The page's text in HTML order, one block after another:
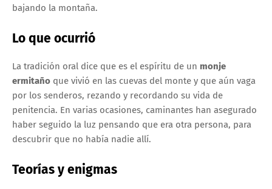
bajando la montaña.
Lo que ocurrió
La tradición oral dice que es el espíritu de un monje
ermitaño que vivió en las cuevas del monte y que aún vaga
por los senderos, rezando y recordando su vida de
penitencia. En varias ocasiones, caminantes han asegurado
haber seguido la luz pensando que era otra persona, para
descubrir que no había nadie allí.
Teorías y enigmas